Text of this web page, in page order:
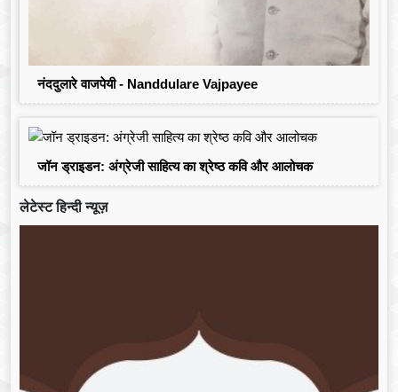
नंददुलारे वाजपेयी - Nanddulare Vajpayee
जॉन ड्राइडन: अंग्रेजी साहित्य का श्रेष्ठ कवि और आलोचक
लेटेस्ट हिन्दी न्यूज़